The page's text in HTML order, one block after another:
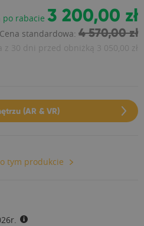
po rabacie 3 200,00 zł
Cena standardowa: 4 570,00 zł
z 30 dni przed obniżką 3 050,00 zł
(AR & VR)
tym produkcie